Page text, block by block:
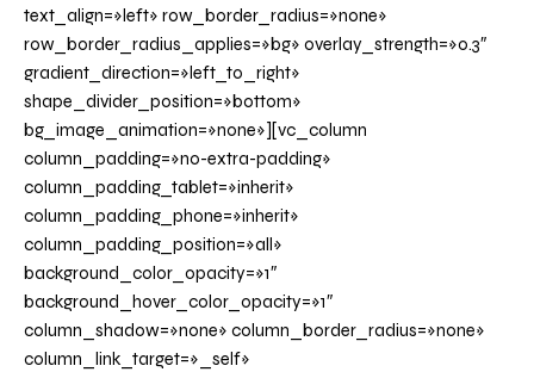
text_align=»left» row_border_radius=»none»
row_border_radius_applies=»bg» overlay_strength=»0.3″
gradient_direction=»left_to_right»
shape_divider_position=»bottom»
bg_image_animation=»none»][vc_column
column_padding=»no-extra-padding»
column_padding_tablet=»inherit»
column_padding_phone=»inherit»
column_padding_position=»all»
background_color_opacity=»1″
background_hover_color_opacity=»1″
column_shadow=»none» column_border_radius=»none»
column_link_target=»_self»